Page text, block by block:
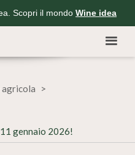
Scopri il mondo Wine idea
gennaio 2026!